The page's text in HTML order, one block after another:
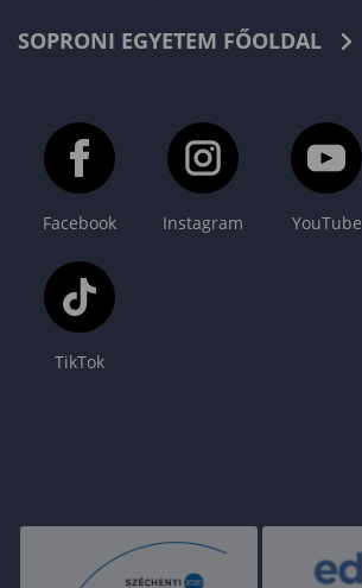
SOPRONI EGYETEM FŐOLDAL
Facebook Instagram YouTube
TikTok